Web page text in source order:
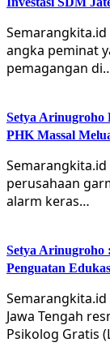
Semarangkita.id
angka peminat
pemagangan
Setya Arinugroho
PHK Massal
Semarangkita.id
perusahaan
alarm keras…
Setya Arinugroho
Penguatan
Semarangkita.id
Jawa Tengah
Psikolog Gratis